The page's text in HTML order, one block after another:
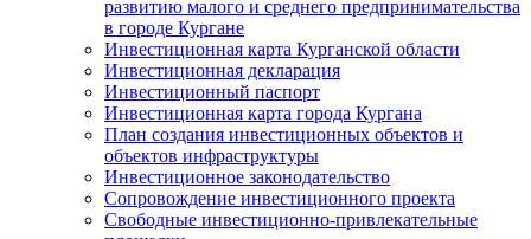
развитию малого и среднего предпринимательства
в городе Кургане
Инвестиционная карта Курганской области
Инвестиционная декларация
Инвестиционный паспорт
Инвестиционная карта города Кургана
План создания инвестиционных объектов и
объектов инфраструктуры
Инвестиционное законодательство
Сопровождение инвестиционного проекта
Свободные инвестиционно-привлекательные